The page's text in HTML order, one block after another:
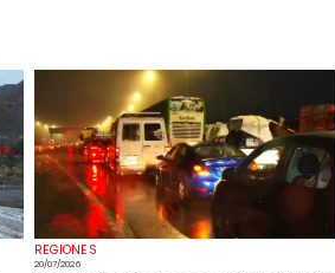
REGIONES
20/07/2026